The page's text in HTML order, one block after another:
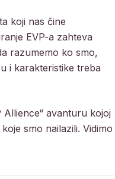
koji nas čine
EVP-a zahteva
razumemo ko smo,
i karakteristike treba
Allience“ avanturu kojoj
smo nailazili. Vidimo